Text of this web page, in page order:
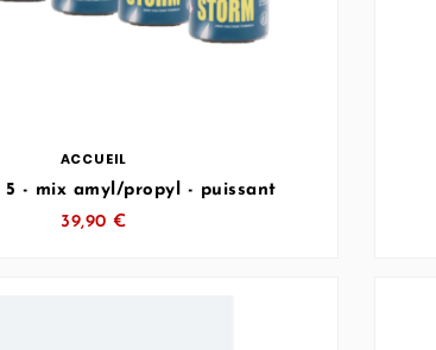
ACCUEIL
5 - mix amyl/propyl - puissant
39,90 €